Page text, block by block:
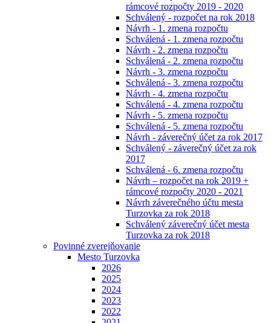
rámcové rozpočty 2019 - 2020
Schválený - rozpočet na rok 2018
Návrh - 1. zmena rozpočtu
Schválená - 1. zmena rozpočtu
Návrh - 2. zmena rozpočtu
Schválená - 2. zmena rozpočtu
Návrh - 3. zmena rozpočtu
Schválená - 3. zmena rozpočtu
Návrh - 4. zmena rozpočtu
Schválená - 4. zmena rozpočtu
Návrh - 5. zmena rozpočtu
Schválená - 5. zmena rozpočtu
Návrh - záverečný účet za rok 2017
Schválený - záverečný účet za rok
2017
Schválená - 6. zmena rozpočtu
Návrh – rozpočet na rok 2019 +
rámcové rozpočty 2020 - 2021
Návrh záverečného účtu mesta
Turzovka za rok 2018
Schválený záverečný účet mesta
Turzovka za rok 2018
Povinné zverejňovanie
Mesto Turzovka
2026
2025
2024
2023
2022